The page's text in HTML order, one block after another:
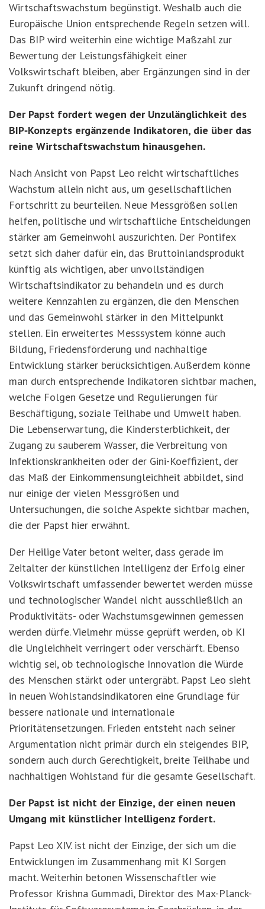
Wirtschaftswachstum begünstigt. Weshalb auch die
Europäische Union entsprechende Regeln setzen will.
Das BIP wird weiterhin eine wichtige Maßzahl zur
Bewertung der Leistungsfähigkeit einer
Volkswirtschaft bleiben, aber Ergänzungen sind in der
Zukunft dringend nötig.
Der Papst fordert wegen der Unzulänglichkeit des
BIP‑Konzepts ergänzende Indikatoren, die über das
reine Wirtschaftswachstum hinausgehen.
Nach Ansicht von Papst Leo reicht wirtschaftliches
Wachstum allein nicht aus, um gesellschaftlichen
Fortschritt zu beurteilen. Neue Messgrößen sollen
helfen, politische und wirtschaftliche Entscheidungen
stärker am Gemeinwohl auszurichten. Der Pontifex
setzt sich daher dafür ein, das Bruttoinlandsprodukt
künftig als wichtigen, aber unvollständigen
Wirtschaftsindikator zu behandeln und es durch
weitere Kennzahlen zu ergänzen, die den Menschen
und das Gemeinwohl stärker in den Mittelpunkt
stellen. Ein erweitertes Messsystem könne auch
Bildung, Friedensförderung und nachhaltige
Entwicklung stärker berücksichtigen. Außerdem könne
man durch entsprechende Indikatoren sichtbar machen,
welche Folgen Gesetze und Regulierungen für
Beschäftigung, soziale Teilhabe und Umwelt haben.
Die Lebenserwartung, die Kindersterblichkeit, der
Zugang zu sauberem Wasser, die Verbreitung von
Infektionskrankheiten oder der Gini-Koeffizient, der
das Maß der Einkommensungleichheit abbildet, sind
nur einige der vielen Messgrößen und
Untersuchungen, die solche Aspekte sichtbar machen,
die der Papst hier erwähnt.
Der Heilige Vater betont weiter, dass gerade im
Zeitalter der künstlichen Intelligenz der Erfolg einer
Volkswirtschaft umfassender bewertet werden müsse
und technologischer Wandel nicht ausschließlich an
Produktivitäts- oder Wachstumsgewinnen gemessen
werden dürfe. Vielmehr müsse geprüft werden, ob KI
die Ungleichheit verringert oder verschärft. Ebenso
wichtig sei, ob technologische Innovation die Würde
des Menschen stärkt oder untergräbt. Papst Leo sieht
in neuen Wohlstandsindikatoren eine Grundlage für
bessere nationale und internationale
Prioritätensetzungen. Frieden entsteht nach seiner
Argumentation nicht primär durch ein steigendes BIP,
sondern auch durch Gerechtigkeit, breite Teilhabe und
nachhaltigen Wohlstand für die gesamte Gesellschaft.
Der Papst ist nicht der Einzige, der einen neuen
Umgang mit künstlicher Intelligenz fordert.
Papst Leo XIV. ist nicht der Einzige, der sich um die
Entwicklungen im Zusammenhang mit KI Sorgen
macht. Weiterhin betonen Wissenschaftler wie
Professor Krishna Gummadi, Direktor des Max-Planck-